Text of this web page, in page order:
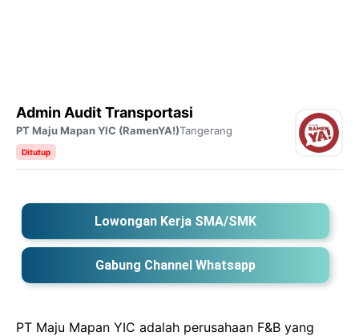
Admin Audit Transportasi
PT Maju Mapan YIC (RamenYA!)Tangerang
Ditutup
Lowongan Kerja SMA/SMK
Gabung Channel Whatsapp
PT Maju Mapan YIC adalah perusahaan F&B yang